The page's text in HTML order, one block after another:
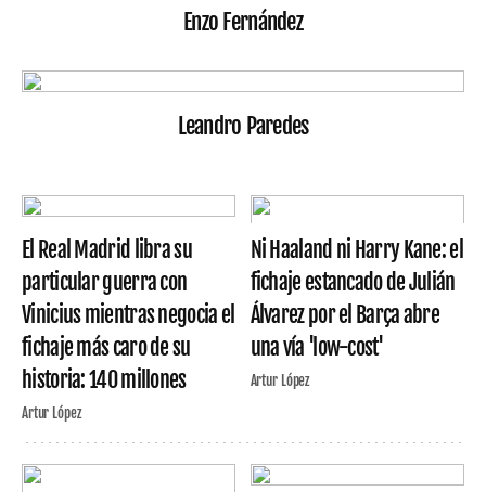
Enzo Fernández
Leandro Paredes
El Real Madrid libra su
particular guerra con
Vinicius mientras negocia el
fichaje más caro de su
historia: 140 millones
Artur López
Ni Haaland ni Harry Kane: el
fichaje estancado de Julián
Álvarez por el Barça abre
una vía 'low-cost'
Artur López